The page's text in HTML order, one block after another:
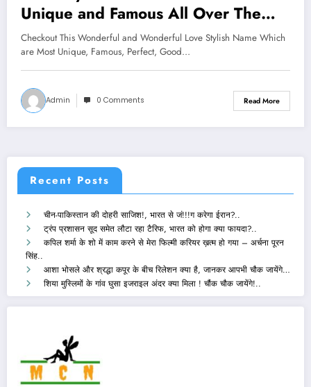
Unique and Famous All Over The
Worlds
Checkout This Wonderful and Wonderful Love Stylish Name Which
are Most Unique, Famous, Perfect, Good…
Admin 0 Comments Read More
Recent Posts
चीन-पाकिस्तान की दोहरी साजिश!, भारत से जं!!!ग करेगा ईरान?..
ट्रंप प्रशासन सूद समेत लौटा रहा टैरिफ, भारत को होगा क्या फायदा?..
कपिल शर्मा के शो में काम करने से मेरा फिल्मी करियर ख़त्म हो गया – अर्चना पूरन
सिंह..
आशा भोसले और श्रद्धा कपूर के बीच रिलेशन क्या है, जानकर आपभी चौक जायेंगे…
शिया मुस्लिमों के गांव घुसा इजराइल अंदर क्या मिला ! चौंक चौक जायेंगे!..